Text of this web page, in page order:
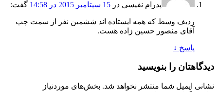
پدرام نفيسى در 15 سپتامبر 2015 در 14:58 گفت:
رديف وسط که همه ايستاده اند ششمين نفر از سمت چپ
آقاى منصور حسين زاده هست.
پاسخ ↓
دیدگاهتان را بنویسید
نشانی ایمیل شما منتشر نخواهد شد. بخش‌های موردنیاز